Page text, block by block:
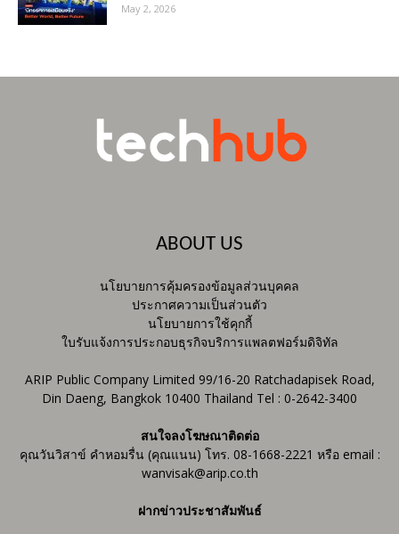
May 2, 2026
ABOUT US
นโยบายการคุ้มครองข้อมูลส่วนบุคคล
ประกาศความเป็นส่วนตัว
นโยบายการใช้คุกกี้
ใบรับแจ้งการประกอบธุรกิจบริการแพลตฟอร์มดิจิทัล
ARIP Public Company Limited 99/16-20 Ratchadapisek Road,
Din Daeng, Bangkok 10400 Thailand Tel : 0-2642-3400
สนใจลงโฆษณาติดต่อ
คุณวันวิสาข์ คำหอมรื่น (คุณแนน) โทร. 08-1668-2221 หรือ email :
wanvisak@arip.co.th
ฝากข่าวประชาสัมพันธ์